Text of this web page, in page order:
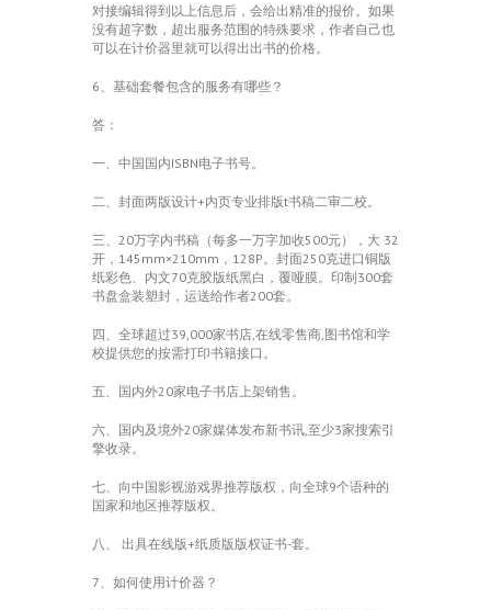
对接编辑得到以上信息后，会给出精准的报价。如果
没有超字数，超出服务范围的特殊要求，作者自己也
可以在计价器里就可以得出出书的价格。
6、基础套餐包含的服务有哪些？
答：
一、中国国内ISBN电子书号。
二、封面两版设计+内页专业排版t书稿二审二校。
三、20万字内书稿（每多一万字加收500元），大 32
开，145mm×210mm，128P。封面250克进口铜版
纸彩色、内文70克胶版纸黑白，覆哑膜。印制300套
书盘盒装塑封，运送给作者200套。
四、全球超过39,000家书店,在线零售商,图书馆和学
校提供您的按需打印书籍接口。
五、国内外20家电子书店上架销售。
六、国内及境外20家媒体发布新书讯,至少3家搜索引
擎收录。
七、向中国影视游戏界推荐版权，向全球9个语种的
国家和地区推荐版权。
八、 出具在线版+纸质版版权证书-套。
7、如何使用计价器？